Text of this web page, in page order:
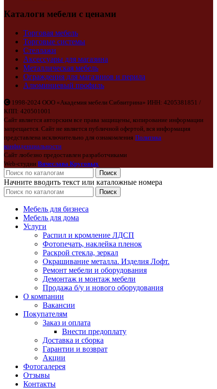
Каталоги мебели с ценами
Торговая мебель
Торговые системы
Стеллажи
Аксессуары для магазина
Металлическая мебель
Ограждения для магазинов и перила
Алюминиевый профиль
1998-2024 ООО «Академия мебели Сибвитрина» ИНН: 4205381851 /
КПП: 420501001
Сайт является авторским все права защищены, копирование информации
запрещается. Сайт не является публичной офертой, вся информация
представлена исключительно для ознакомления Политика
конфиденциальности
Сайт любезно предоставлен разработчиками
Web-студии Вячеслава Круговых
Поиск
Начните вводить текст или каталожные номера
Поиск
Мебель для бизнеса
Мебель для дома
Услуги
Распил и кромление ЛДСП
Фотопечать, наклейка пленок
Раскрой стекла, зеркал
Окрашивание металла. Изделия Лофт.
Ремонт мебели и оборудования
Демонтаж и монтаж мебели
Продажа б/у и нового оборудования
О компании
Вакансии
Покупателям
Заказ и оплата
Внести предоплату
Доставка и сборка
Гарантии и возврат
Акции
Фотогалерея
Отзывы
Контакты